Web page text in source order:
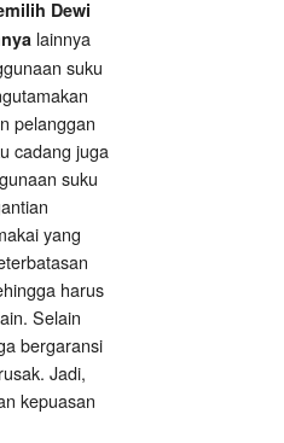
Dewi
lainnya
suku
pelanggan
cadang juga
suku
yang
harus
Selain
bergaransi
Jadi,
kepuasan